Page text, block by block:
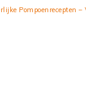
Pompoenrecepten